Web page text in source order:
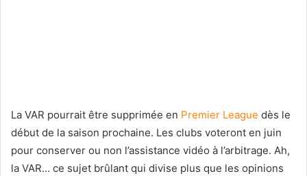
La VAR pourrait être supprimée en Premier League dès le
début de la saison prochaine. Les clubs voteront en juin
pour conserver ou non l’assistance vidéo à l’arbitrage. Ah,
la VAR… ce sujet brûlant qui divise plus que les opinions